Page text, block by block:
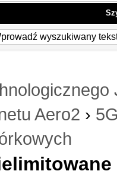
Aero2 ›